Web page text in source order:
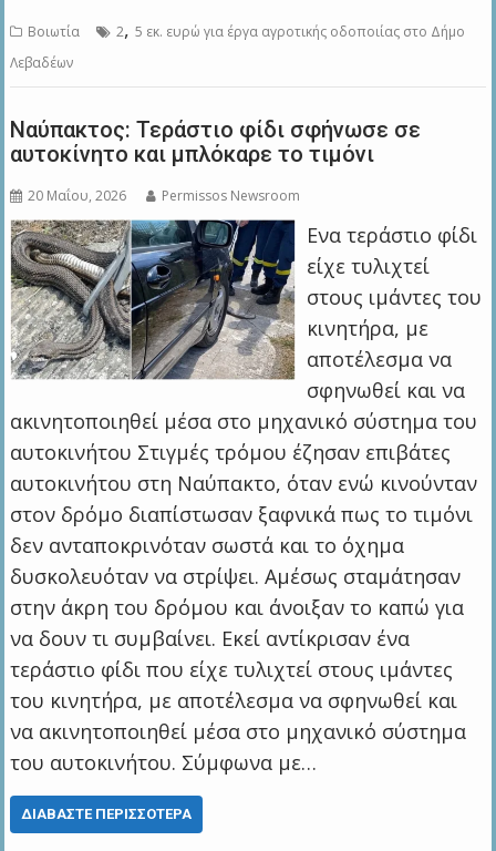
Βοιωτία 2,5 εκ. ευρώ για έργα αγροτικής οδοποιίας στο Δήμο
Λεβαδέων
Ναύπακτος: Τεράστιο φίδι σφήνωσε σε
αυτοκίνητο και μπλόκαρε το τιμόνι
20 Μαΐου, 2026 Permissos Newsroom
Eνα τεράστιο φίδι
είχε τυλιχτεί
στους ιμάντες του
κινητήρα, με
αποτέλεσμα να
σφηνωθεί και να
ακινητοποιηθεί μέσα στο μηχανικό σύστημα του
αυτοκινήτου Στιγμές τρόμου έζησαν επιβάτες
αυτοκινήτου στη Ναύπακτο, όταν ενώ κινούνταν
στον δρόμο διαπίστωσαν ξαφνικά πως το τιμόνι
δεν ανταποκρινόταν σωστά και το όχημα
δυσκολευόταν να στρίψει. Αμέσως σταμάτησαν
στην άκρη του δρόμου και άνοιξαν το καπώ για
να δουν τι συμβαίνει. Εκεί αντίκρισαν ένα
τεράστιο φίδι που είχε τυλιχτεί στους ιμάντες
του κινητήρα, με αποτέλεσμα να σφηνωθεί και
να ακινητοποιηθεί μέσα στο μηχανικό σύστημα
του αυτοκινήτου. Σύμφωνα με…
ΔΙΑΒΆΣΤΕ ΠΕΡΙΣΣΌΤΕΡΑ